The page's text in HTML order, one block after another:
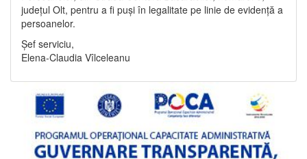
județul Olt, pentru a fi puși în legalitate pe linie de evidență a
persoanelor.
Șef serviciu,
Elena-Claudia Vîlceleanu